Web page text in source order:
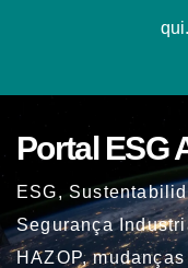
Portal ESG
ESG,
Segurança
HAZOP,